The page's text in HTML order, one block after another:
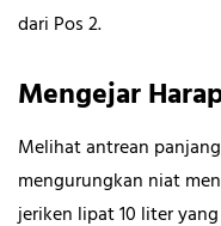
dari Pos 2.
Mengejar
Melihat antrean
mengurungkan niat
jeriken lipat 10 liter